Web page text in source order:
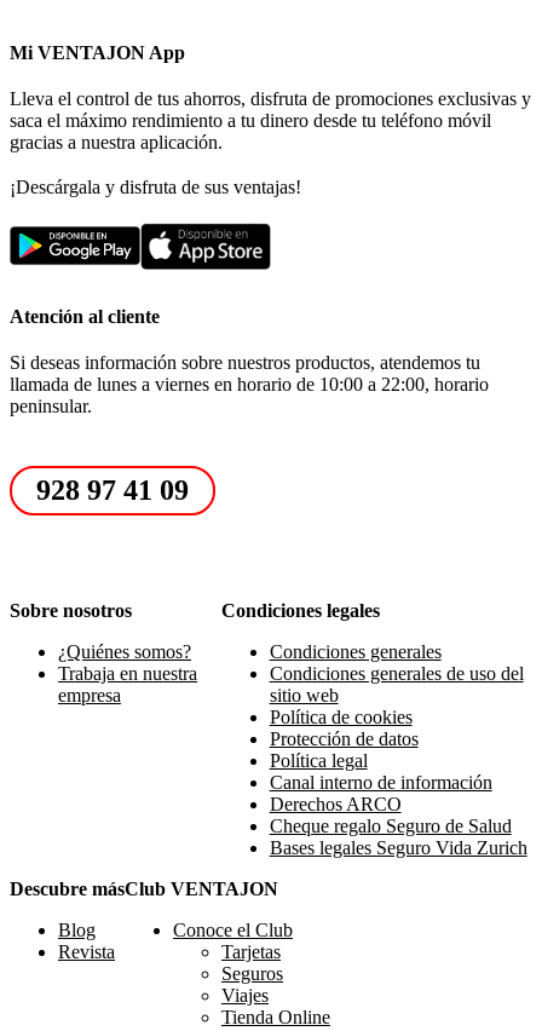
Mi VENTAJON App
Lleva el control de tus ahorros, disfruta de promociones exclusivas y
saca el máximo rendimiento a tu dinero desde tu teléfono móvil
gracias a nuestra aplicación.
¡Descárgala y disfruta de sus ventajas!
Atención al cliente
Si deseas información sobre nuestros productos, atendemos tu
llamada de lunes a viernes en horario de 10:00 a 22:00, horario
peninsular.
928 97 41 09
Sobre nosotros
¿Quiénes somos?
Trabaja en nuestra
empresa
Condiciones legales
Condiciones generales
Condiciones generales de uso del
sitio web
Política de cookies
Protección de datos
Política legal
Canal interno de información
Derechos ARCO
Cheque regalo Seguro de Salud
Bases legales Seguro Vida Zurich
Descubre más
Blog
Revista
Club VENTAJON
Conoce el Club
Tarjetas
Seguros
Viajes
Tienda Online